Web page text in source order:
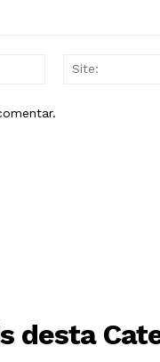
desta